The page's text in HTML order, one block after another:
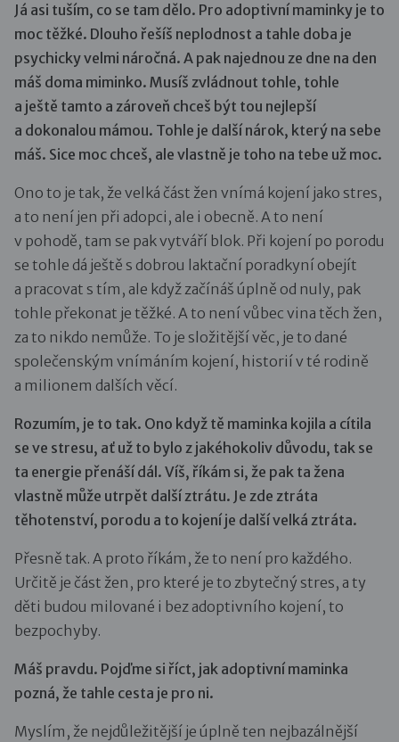
Já asi tuším, co se tam dělo. Pro adoptivní maminky je to
moc těžké. Dlouho řešíš neplodnost a tahle doba je
psychicky velmi náročná. A pak najednou ze dne na den
máš doma miminko. Musíš zvládnout tohle, tohle
a ještě tamto a zároveň chceš být tou nejlepší
a dokonalou mámou. Tohle je další nárok, který na sebe
máš. Sice moc chceš, ale vlastně je toho na tebe už moc.
Ono to je tak, že velká část žen vnímá kojení jako stres,
a to není jen při adopci, ale i obecně. A to není
v pohodě, tam se pak vytváří blok. Při kojení po porodu
se tohle dá ještě s dobrou laktační poradkyní obejít
a pracovat s tím, ale když začínáš úplně od nuly, pak
tohle překonat je těžké. A to není vůbec vina těch žen,
za to nikdo nemůže. To je složitější věc, je to dané
společenským vnímáním kojení, historií v té rodině
a milionem dalších věcí.
Rozumím, je to tak. Ono když tě maminka kojila a cítila
se ve stresu, ať už to bylo z jakéhokoliv důvodu, tak se
ta energie přenáší dál. Víš, říkám si, že pak ta žena
vlastně může utrpět další ztrátu. Je zde ztráta
těhotenství, porodu a to kojení je další velká ztráta.
Přesně tak. A proto říkám, že to není pro každého.
Určitě je část žen, pro které je to zbytečný stres, a ty
děti budou milované i bez adoptivního kojení, to
bezpochyby.
Máš pravdu. Pojďme si říct, jak adoptivní maminka
pozná, že tahle cesta je pro ni.
Myslím, že nejdůležitější je úplně ten nejbazálnější